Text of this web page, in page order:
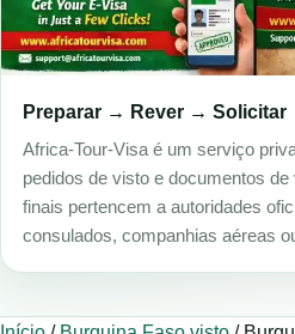
Preparar → Rever → Solicitar
Africa-Tour-Visa é um serviço
pedidos de visto e documentos
finais pertencem a autoridades
consulados, companhias aéreas